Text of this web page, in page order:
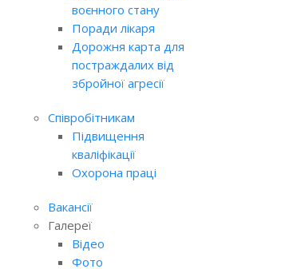
воєнного стану
Поради лікаря
Дорожня карта для
постраждалих від
збройної агресії
Співробітникам
Підвищення
кваліфікації
Охорона праці
Вакансії
Галереї
Відео
Фото